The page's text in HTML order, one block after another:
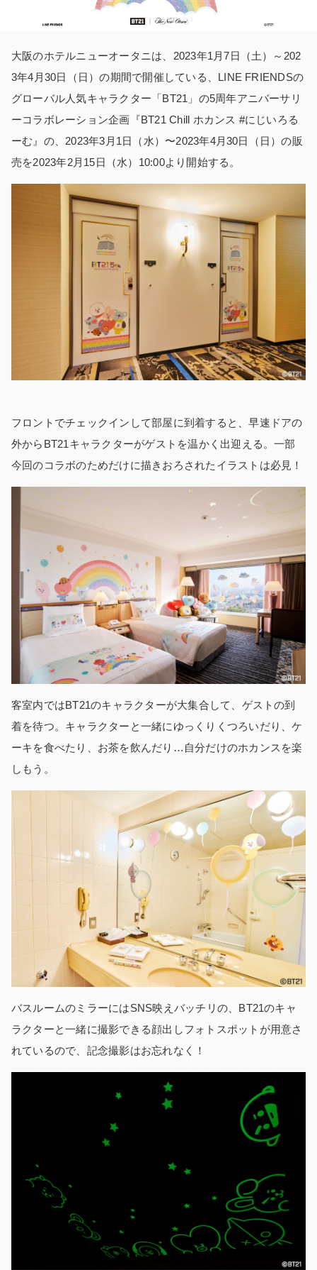
大阪のホテルニューオータニは、2023年1月7日（土）～202
3年4月30日（日）の期間で開催している、LINE FRIENDSの
グローバル人気キャラクター「BT21」の5周年アニバーサリ
ーコラボレーション企画『BT21 Chill ホカンス #にじいろる
ーむ』の、2023年3月1日（水）〜2023年4月30日（日）の販
売を2023年2月15日（水）10:00より開始する。
フロントでチェックインして部屋に到着すると、早速ドアの
外からBT21キャラクターがゲストを温かく出迎える。一部
今回のコラボのためだけに描きおろされたイラストは必見！
客室内ではBT21のキャラクターが大集合して、ゲストの到
着を待つ。キャラクターと一緒にゆっくりくつろいだり、ケ
ーキを食べたり、お茶を飲んだり…自分だけのホカンスを楽
しもう。
バスルームのミラーにはSNS映えバッチリの、BT21のキャ
ラクターと一緒に撮影できる顔出しフォトスポットが用意さ
れているので、記念撮影はお忘れなく！